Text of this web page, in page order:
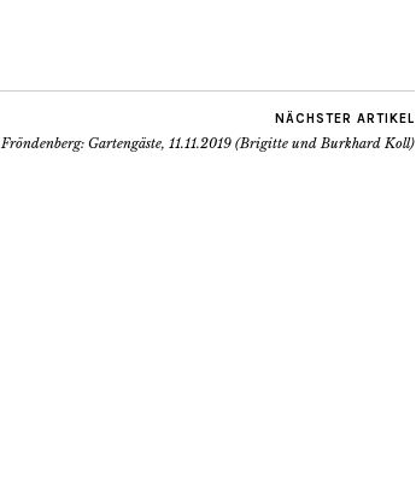
NÄCHSTER ARTIKEL
Fröndenberg: Gartengäste, 11.11.2019 (Brigitte und Burkhard Koll)